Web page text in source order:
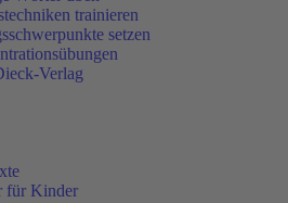
trainieren
setzen
Verlag
für Kinder